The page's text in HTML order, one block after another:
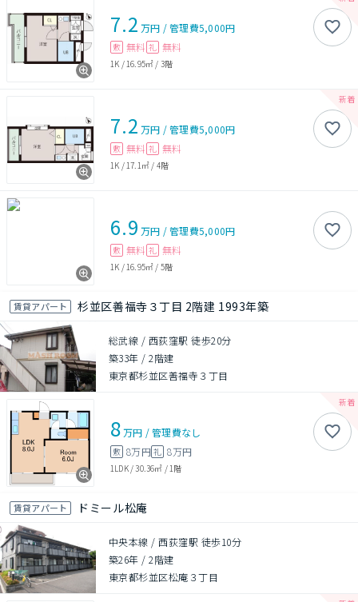
7.2 万円 /管理費5,000円
敷 無料 礼 無料
1K / 16.95㎡ / 3階
7.2 万円 /管理費5,000円
敷 無料 礼 無料
1K / 17.1㎡ / 4階
6.9 万円 /管理費5,000円
敷 無料 礼 無料
1K / 16.95㎡ / 5階
賃貸アパート 杉並区善福寺３丁目 2階建 1993年築
総武線 / 西荻窪駅 徒歩20分
築33年 /2階建
東京都杉並区善福寺３丁目
8万円 /管理費なし
敷 8万円礼 8万円
1LDK/30.36㎡ / 1階
賃貸アパート ドミール松庵
中央本線 / 西荻窪駅 徒歩10分
築26年 /2階建
東京都杉並区松庵３丁目